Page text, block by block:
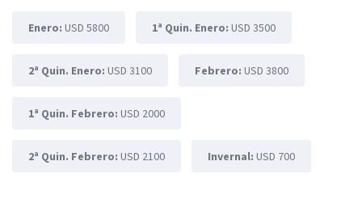
Enero: USD 5800 1ª Quin. Enero: USD 3500
2ª Quin. Enero: USD 3100 Febrero: USD 3800
1ª Quin. Febrero: USD 2000
2ª Quin. Febrero: USD 2100 Invernal: USD 700